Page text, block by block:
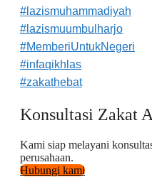
#lazismuhammadiyah
#lazismuumbulharjo
#MemberiUntukNegeri
#infaqikhlas
#zakathebat
Konsultasi Zakat
Kami siap melayani
perusahaan.
Hubungi kami